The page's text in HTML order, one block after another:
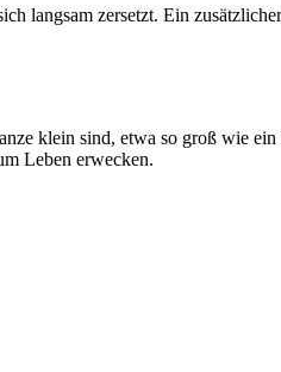
langsam zersetzt. Ein
klein sind, etwa so groß wie
Leben erwecken.